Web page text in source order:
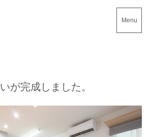
Menu
が完成しました。